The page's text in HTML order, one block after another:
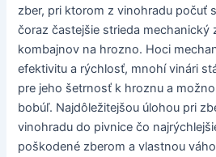
zber, pri ktorom z vinohradu počuť
čoraz častejšie strieda mechanický
kombajnov na hrozno. Hoci
efektivitu a rýchlosť, mnohí vinári
pre jeho šetrnosť k hroznu a
bobúľ. Najdôležitejšou úlohou pri
vinohradu do pivnice čo
poškodené zberom a vlastnou